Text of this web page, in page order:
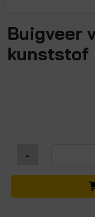
Buigveer
kunststof
-